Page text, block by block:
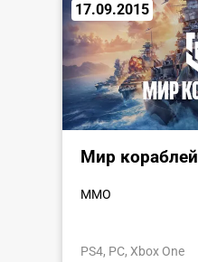
17.09.2015
Мир кораблей
MMO
PS4, PC, Xbox One